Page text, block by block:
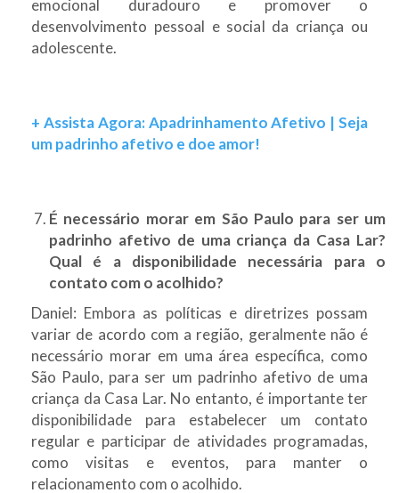
emocional duradouro e promover o
desenvolvimento pessoal e social da criança ou
adolescente.
+ Assista Agora: Apadrinhamento Afetivo | Seja
um padrinho afetivo e doe amor!
É necessário morar em São Paulo para ser um
padrinho afetivo de uma criança da Casa Lar?
Qual é a disponibilidade necessária para o
contato com o acolhido?
Daniel: Embora as políticas e diretrizes possam
variar de acordo com a região, geralmente não é
necessário morar em uma área específica, como
São Paulo, para ser um padrinho afetivo de uma
criança da Casa Lar. No entanto, é importante ter
disponibilidade para estabelecer um contato
regular e participar de atividades programadas,
como visitas e eventos, para manter o
relacionamento com o acolhido.